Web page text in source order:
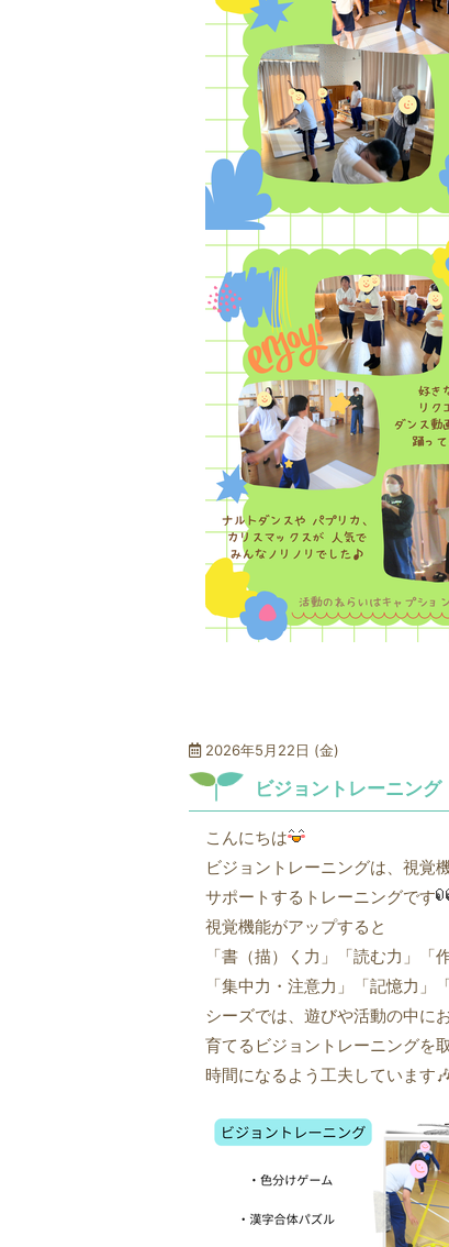
2026年5月22日 (金)
ビジョントレーニング
こんにちは
ビジョントレーニングは、視覚
サポートするトレーニングです
視覚機能がアップすると
「書（描）く力」「読む力」「
「集中力・注意力」「記憶力」
シーズでは、遊びや活動の中に
育てるビジョントレーニングを
時間になるよう工夫しています